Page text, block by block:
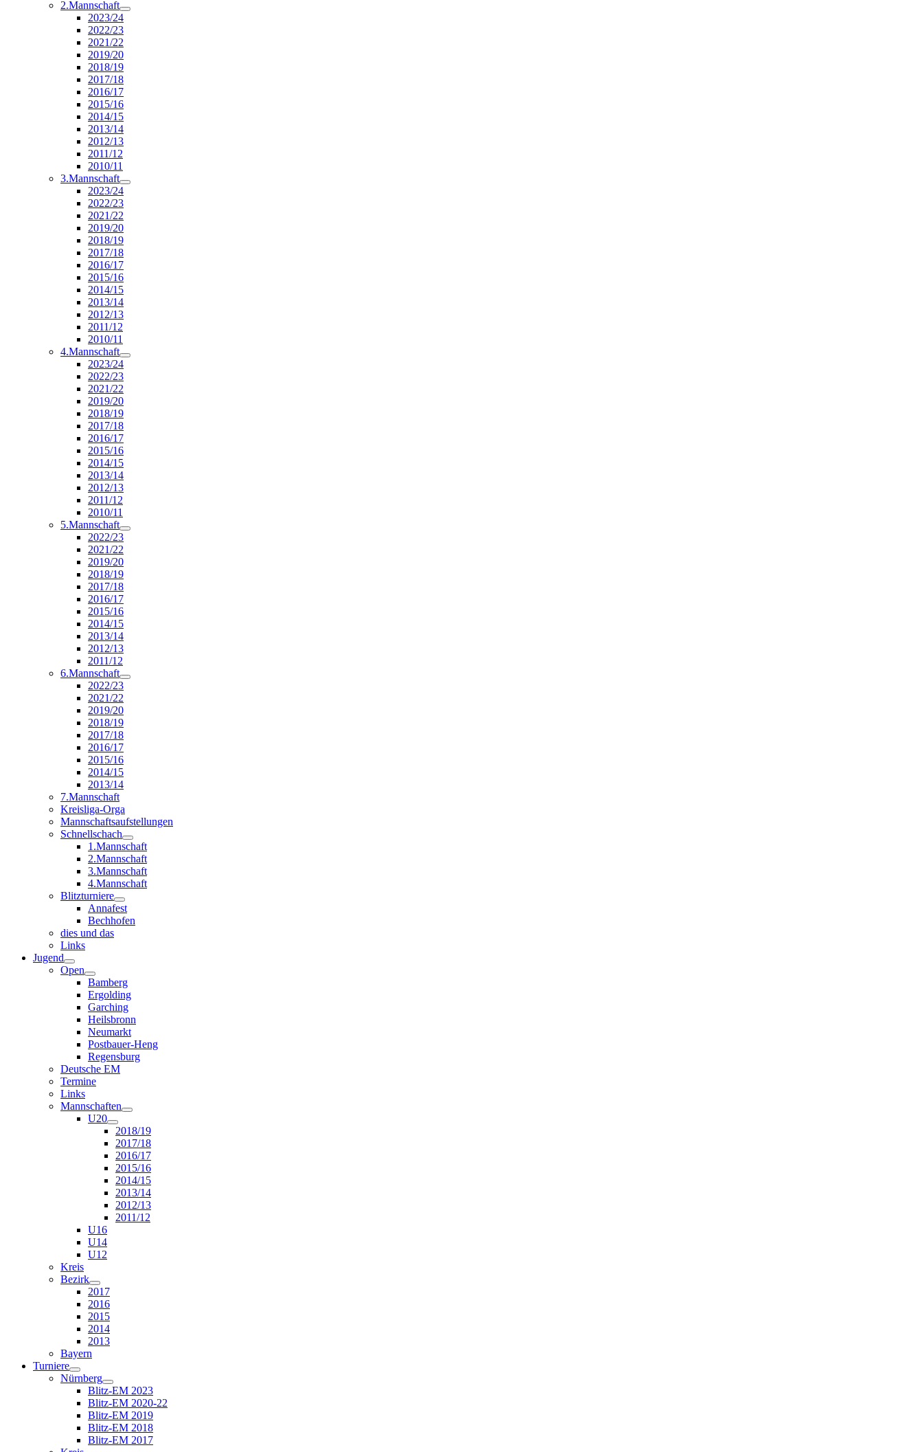
2.Mannschaft
2023/24
2022/23
2021/22
2019/20
2018/19
2017/18
2016/17
2015/16
2014/15
2013/14
2012/13
2011/12
2010/11
3.Mannschaft
2023/24
2022/23
2021/22
2019/20
2018/19
2017/18
2016/17
2015/16
2014/15
2013/14
2012/13
2011/12
2010/11
4.Mannschaft
2023/24
2022/23
2021/22
2019/20
2018/19
2017/18
2016/17
2015/16
2014/15
2013/14
2012/13
2011/12
2010/11
5.Mannschaft
2022/23
2021/22
2019/20
2018/19
2017/18
2016/17
2015/16
2014/15
2013/14
2012/13
2011/12
6.Mannschaft
2022/23
2021/22
2019/20
2018/19
2017/18
2016/17
2015/16
2014/15
2013/14
7.Mannschaft
Kreisliga-Orga
Mannschaftsaufstellungen
Schnellschach
1.Mannschaft
2.Mannschaft
3.Mannschaft
4.Mannschaft
Blitzturniere
Annafest
Bechhofen
dies und das
Links
Jugend
Open
Bamberg
Ergolding
Garching
Heilsbronn
Neumarkt
Postbauer-Heng
Regensburg
Deutsche EM
Termine
Links
Mannschaften
U20
2018/19
2017/18
2016/17
2015/16
2014/15
2013/14
2012/13
2011/12
U16
U14
U12
Kreis
Bezirk
2017
2016
2015
2014
2013
Bayern
Turniere
Nürnberg
Blitz-EM 2023
Blitz-EM 2020-22
Blitz-EM 2019
Blitz-EM 2018
Blitz-EM 2017